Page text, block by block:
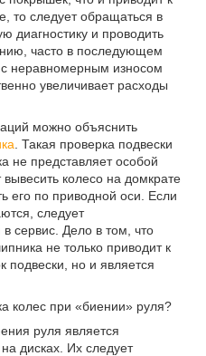
то следует обращаться в
диагностику и проводить
часто в последующем
с неравномерным износом
увеличивает расходы
можно объяснить
. Такая проверка подвески
не представляет особой
колесо на домкрате
его по приводной оси. Если
следует
сервис. Дело в том, что
не только приводит к
подвески, но и является
руля является
дисках. Их следует